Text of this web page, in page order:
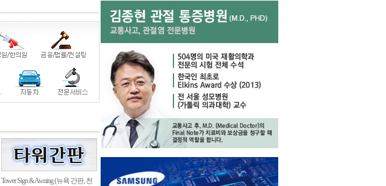
Tower Sign & Awning (뉴욕 간판, 천